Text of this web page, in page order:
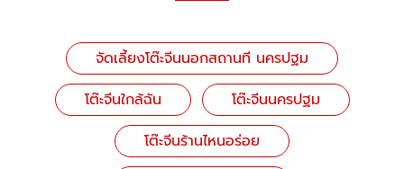
จัดเลี้ยงโต๊ะจีนนอกสถานที นครปฐม
โต๊ะจีนใกล้ฉัน
โต๊ะจีนนครปฐม
โต๊ะจีนร้านไหนอร่อย